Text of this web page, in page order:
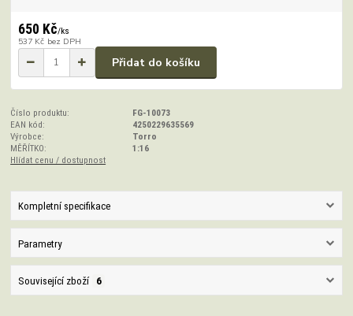
650 Kč/ks
537 Kč bez DPH
Přidat do košíku
Číslo produktu:
FG-10073
EAN kód:
4250229635569
Výrobce:
Torro
MĚŘÍTKO:
1:16
Hlídat cenu / dostupnost
Kompletní specifikace
Parametry
Související zboží 6